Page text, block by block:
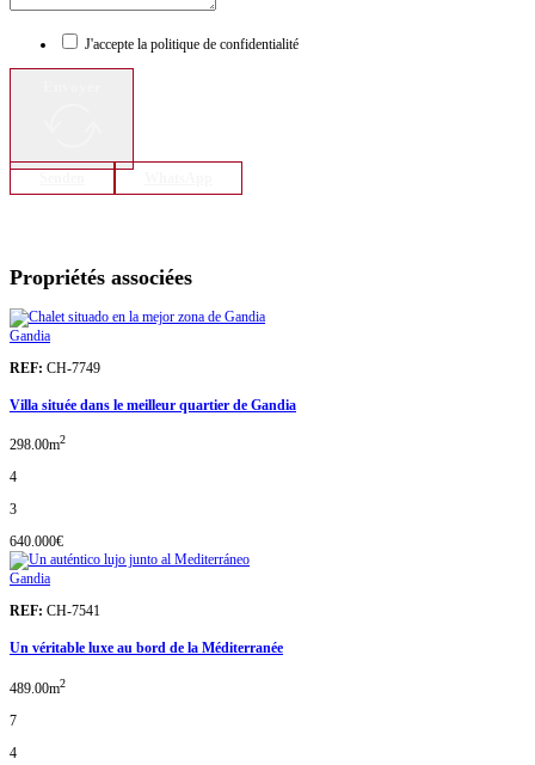
J'accepte la politique de confidentialité
Propriétés associées
Gandia
REF: CH-7749
Villa située dans le meilleur quartier de Gandia
298.00m2
4
3
640.000€
Gandia
REF: CH-7541
Un véritable luxe au bord de la Méditerranée
489.00m2
7
4